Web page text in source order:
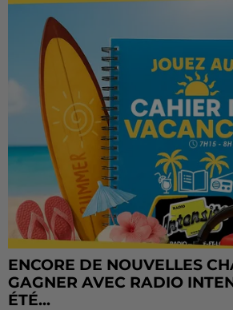
ENCORE DE NOUVELLES
GAGNER AVEC RADIO
ÉTÉ...